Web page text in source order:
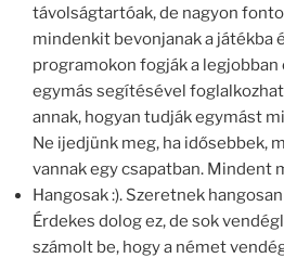
távolságtartóak, de nagyon
mindenkit bevonjanak a játékba
programokon fogják a legjobban
egymás segítésével
annak, hogyan tudják egymást
Ne ijedjünk meg, ha idősebbek,
vannak egy csapatban. Mindent
Hangosak :). Szeretnek
Érdekes dolog ez, de sok
számolt be, hogy a német